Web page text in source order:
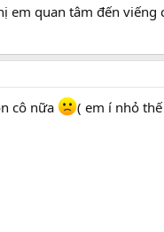
em quan tâm đến
cô nữa ( em í nhỏ